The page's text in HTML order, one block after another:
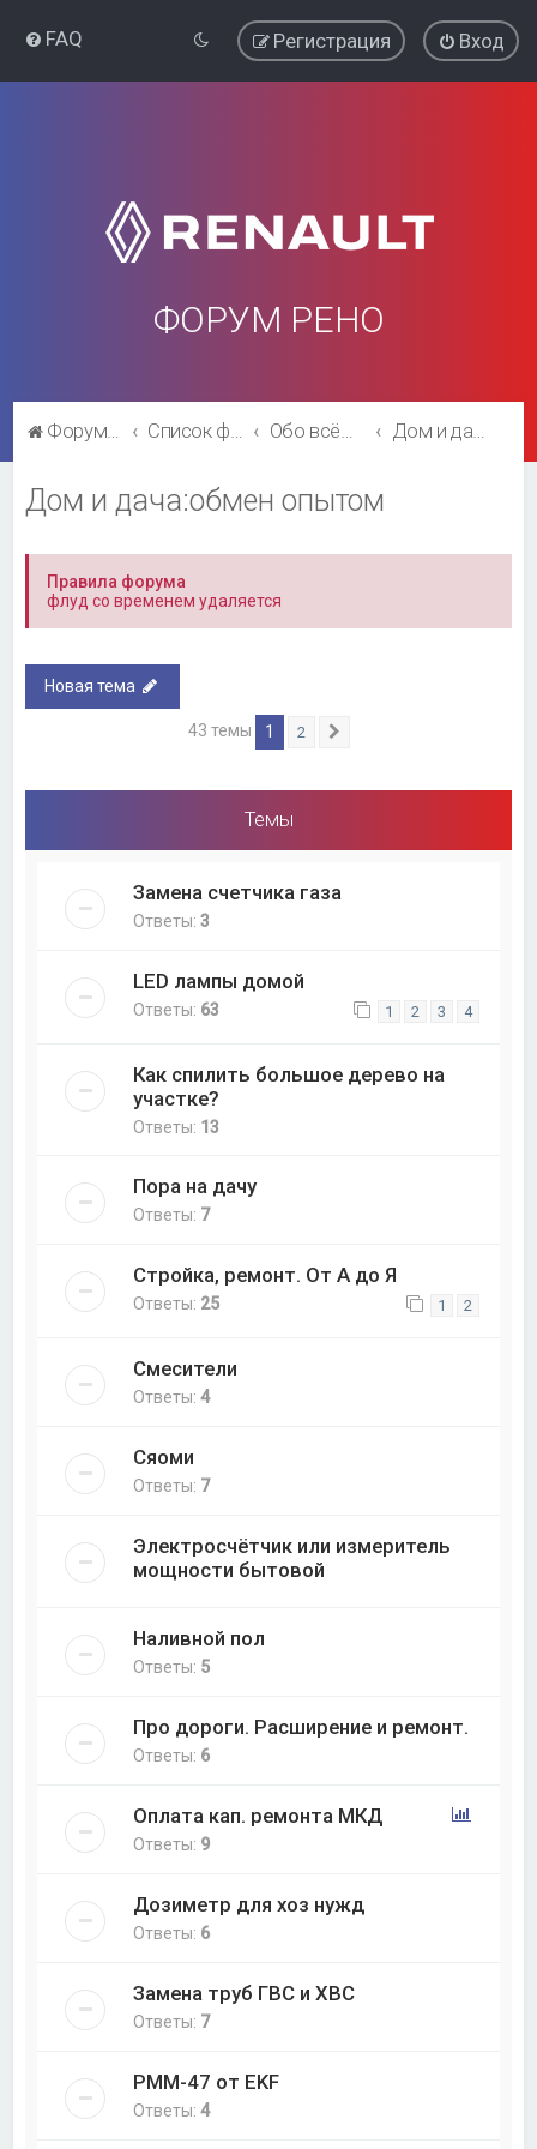
FAQ Вход
Регистрация
ФОРУМ РЕНО
Форум Рено Список форумов Обо всём остальном Дом и дача:обмен опытом
Дом и дача:обмен опытом
Правила форума
флуд со временем удаляется
Новая тема
43 темы 1 2
Темы
Замена счетчика газа
Ответы:3
LED лампы домой
Ответы: 63 1 2 3 4
Как спилить большое дерево на
участке?
Ответы: 13
Пора на дачу
Ответы: 7
Стройка, ремонт. От А до Я
Ответы: 25 1 2
Смесители
Ответы:4
Сяоми
Ответы: 7
Электросчётчик или измеритель
мощности бытовой
Наливной пол
Ответы: 5
Про дороги. Расширение и ремонт.
Ответы: 6
Оплата кап. ремонта МКД
Ответы: 9
Дозиметр для хоз нужд
Ответы: 6
Замена труб ГВС и ХВС
Ответы: 7
РММ-47 от EKF
Ответы:4